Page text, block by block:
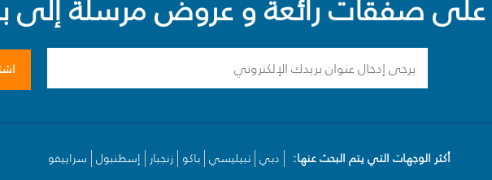
صفقات رائعة و عروض مرسلة إلى
أكثر الوجهات التي يتم البحث عنها: دبي تبيليسي باكو زنجبار إسطنبول سراييفو